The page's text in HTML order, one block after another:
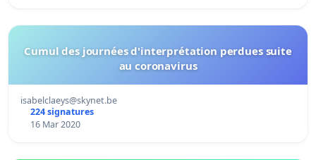
Cumul des journées d'interprétation perdues suite
au coronavirus
isabelclaeys@skynet.be
224 signatures
16 Mar 2020